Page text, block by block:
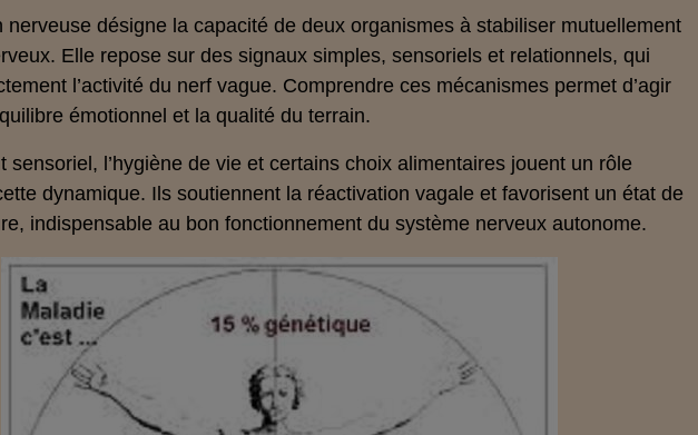
nerveuse désigne la capacité de deux organismes à stabiliser mutuellement
Elle repose sur des signaux simples, sensoriels et relationnels, qui
l’activité du nerf vague. Comprendre ces mécanismes permet d’agir
émotionnel et la qualité du terrain.
sensoriel, l’hygiène de vie et certains choix alimentaires jouent un rôle
dynamique. Ils soutiennent la réactivation vagale et favorisent un état de
indispensable au bon fonctionnement du système nerveux autonome.